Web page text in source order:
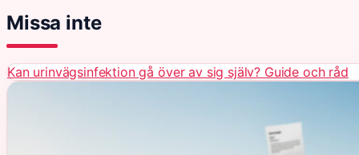
Missa inte
Kan urinvägsinfektion gå över av sig själv? Guide och råd